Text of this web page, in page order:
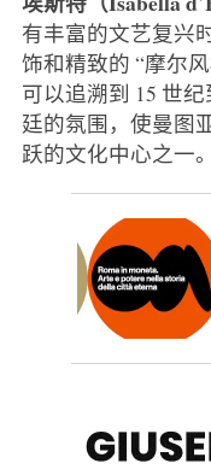
有丰富的文艺复兴
饰和精致的 “摩尔
可以追溯到 15 世
廷的氛围，使曼图
跃的文化中心之一。